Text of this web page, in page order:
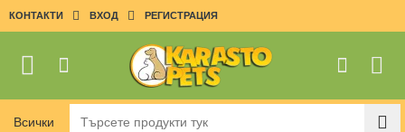
КОНТАКТИ ВХОД РЕГИСТРАЦИЯ
Всички